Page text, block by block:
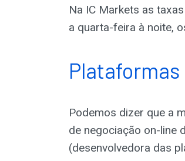
Na IC Markets as
a quarta-feira à noite,
Plataformas
Podemos dizer que a
de negociação on-line
(desenvolvedora das